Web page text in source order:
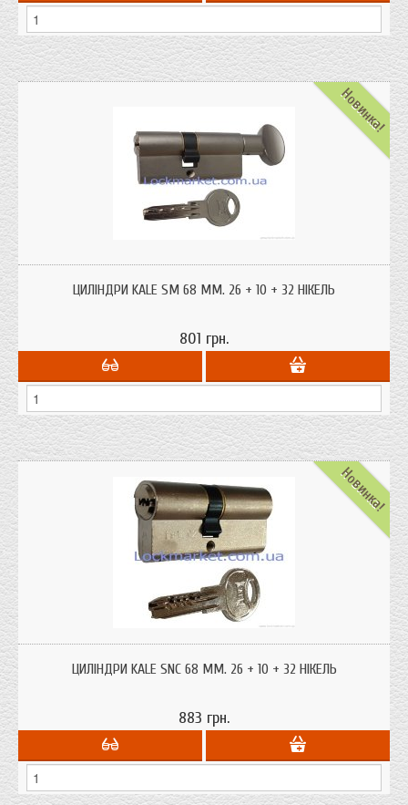
Новинка!
однорядний пін) корпус циліндра з латуні. Турецький виробник Kale один з
лідерів продажів замків і фурнітури в Україні.
ЦИЛІНДРИ KALE SM 68 ММ. 26 + 10 + 32 НІКЕЛЬ
801 грн.
Новинка!
однорядний пін) корпус циліндра з латуні. Турецький виробник Kale один з
лідерів продажів замків і фурнітури в Україні.
ЦИЛІНДРИ KALE SNC 68 ММ. 26 + 10 + 32 НІКЕЛЬ
883 грн.